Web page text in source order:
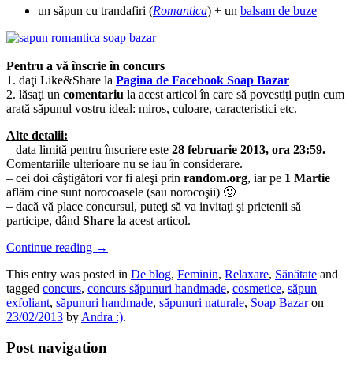
un săpun cu trandafiri (Romantica) + un balsam de buze
Pentru a vă înscrie în concurs
1. daţi Like&Share la Pagina de Facebook Soap Bazar
2. lăsaţi un comentariu la acest articol în care să povestiţi puţin cum
arată săpunul vostru ideal: miros, culoare, caracteristici etc.
Alte detalii:
– data limită pentru înscriere este 28 februarie 2013, ora 23:59.
Comentariile ulterioare nu se iau în considerare.
– cei doi câştigători vor fi aleşi prin random.org, iar pe 1 Martie
aflăm cine sunt norocoasele (sau norocoşii) 🙂
– dacă vă place concursul, puteţi să va invitaţi şi prietenii să
participe, dând Share la acest articol.
Continue reading →
This entry was posted in De blog, Feminin, Relaxare, Sănătate and
tagged concurs, concurs săpunuri handmade, cosmetice, săpun
exfoliant, săpunuri handmade, săpunuri naturale, Soap Bazaron
23/02/2013 by Andra :).
Post navigation